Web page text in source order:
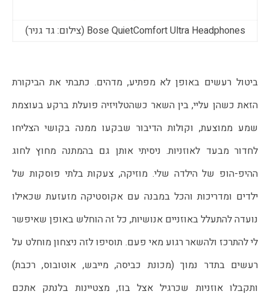
Bose QuietComfort Ultra Headphones (צילום: גד גניר)
ביטול רעשים באופן לא מפתיע, מדהים. כתבתי את הביקורת
הזאת כשהן עליי, בין השאר כשהטלויזיה פועלת ברקע בעוצמת
שמע ממוצעת, וקולות הדיבור שבקעו ממנה בקושי הצליחו
לחדור מבעד לאוזניות. ניסיתי אותן גם בהמתנה מחוץ לחוג
ההיפ-הופ של הילדה שלי. מוזיקה, צעקות בלתי פוסקות של
ילדים ומדריכות והכל במבנה עם אקוסטיקה מזעזעת שכאילו
נועדה להתעלל באוזניים אנושיות, כל זה הוחלש באופן שאיפשר
לי להתרכז ולהשאר רגוע מאי פעם. תוסיפו לזה ניצחון מוחלט על
רעשים בתדר נמוך (מכונת כביסה, מייבש, אוטובוס, רכבת)
ותקבלו אוזניות שכרגיל אצל בוז, מצטיינות בלנתק אתכם